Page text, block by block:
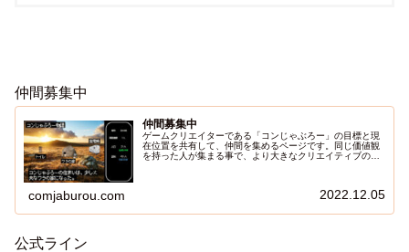
仲間募集中
仲間募集中
ゲームクリエイターである「コンじゃぶろー」の目標と現
在位置を共有して、仲間を集めるページです。同じ価値観
を持った人が集まる事で、より大きなクリエイティブの流
comjaburou.com 2022.12.05
公式ライン